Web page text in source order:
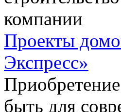
Проекты
Экспресс»
быть для